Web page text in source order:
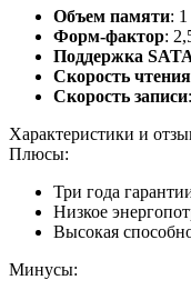
Объем памяти:
Форм-фактор:
Поддержка
Скорость чтения
Скорость записи
Характеристики и
Плюсы:
Три года
Низкое
Высокая
Минусы: